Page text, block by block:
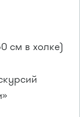
см в холке)